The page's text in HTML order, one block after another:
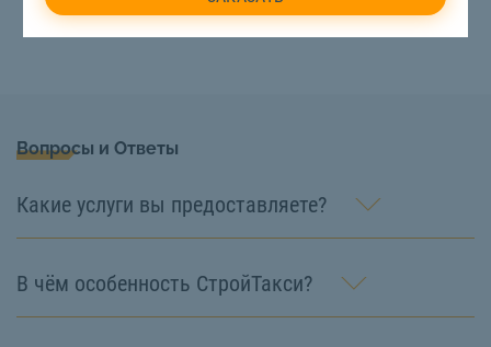
Вопросы и Ответы
Какие услуги вы предоставляете?
В чём особенность СтройТакси?